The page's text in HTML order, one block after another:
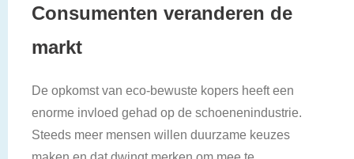
Consumenten veranderen de
markt
De opkomst van eco-bewuste kopers heeft een
enorme invloed gehad op de schoenenindustrie.
Steeds meer mensen willen duurzame keuzes